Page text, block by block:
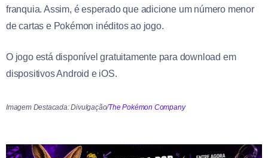
franquia. Assim, é esperado que adicione um número menor
de cartas e Pokémon inéditos ao jogo.
O jogo está disponível gratuitamente para download em
dispositivos Android e iOS.
Imagem Destacada: Divulgação/The Pokémon Company